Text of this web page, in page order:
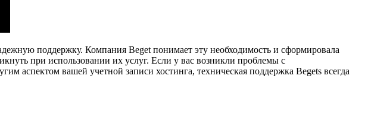
поддержку. Компания Beget понимает эту необходимость и сформировала
при использовании их услуг. Если у вас возникли проблемы с
аспектом вашей учетной записи хостинга, техническая поддержка Begets всегда